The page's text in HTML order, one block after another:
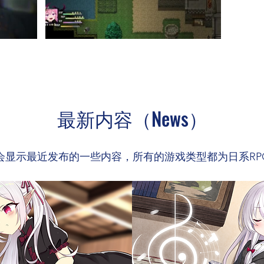
最新内容（News）
显示最近发布的一些内容，所有的游戏类型都为日系